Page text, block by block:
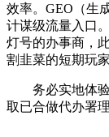
效率。GEO（生
计谋级流量入口
灯号的办事商，
割韭菜的短期玩
务必实地体验
取已合做代办署